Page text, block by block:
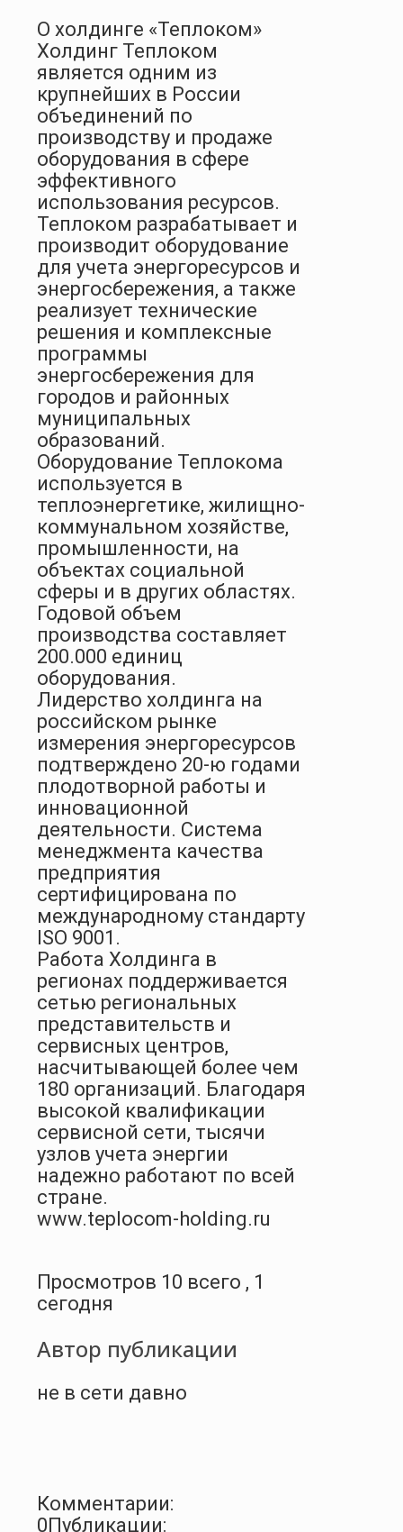
О холдинге «Теплоком»
Холдинг Теплоком
является одним из
крупнейших в России
объединений по
производству и продаже
оборудования в сфере
эффективного
использования ресурсов.
Теплоком разрабатывает и
производит оборудование
для учета энергоресурсов и
энергосбережения, а также
реализует технические
решения и комплексные
программы
энергосбережения для
городов и районных
муниципальных
образований.
Оборудование Теплокома
используется в
теплоэнергетике, жилищно-
коммунальном хозяйстве,
промышленности, на
объектах социальной
сферы и в других областях.
Годовой объем
производства составляет
200.000 единиц
оборудования.
Лидерство холдинга на
российском рынке
измерения энергоресурсов
подтверждено 20-ю годами
плодотворной работы и
инновационной
деятельности. Система
менеджмента качества
предприятия
сертифицирована по
международному стандарту
ISO 9001.
Работа Холдинга в
регионах поддерживается
сетью региональных
представительств и
сервисных центров,
насчитывающей более чем
180 организаций. Благодаря
высокой квалификации
сервисной сети, тысячи
узлов учета энергии
надежно работают по всей
стране.
www.teplocom-holding.ru
Просмотров 10 всего , 1
сегодня
Автор публикации
не в сети давно
Комментарии:
0Публикации: